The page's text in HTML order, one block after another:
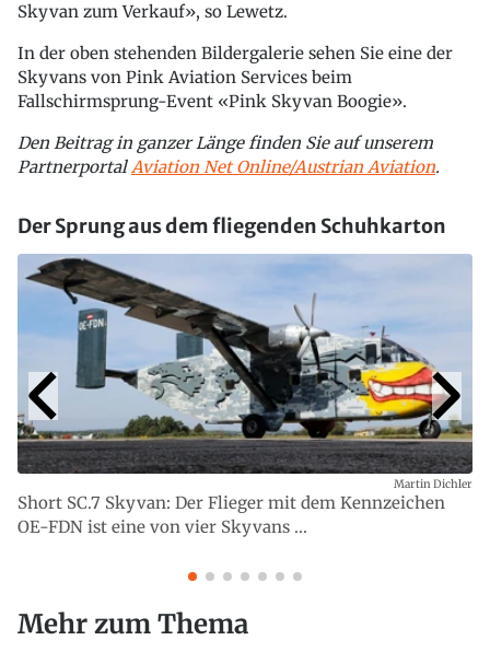
Skyvan zum Verkauf», so Lewetz.
In der oben stehenden Bildergalerie sehen Sie eine der
Skyvans von Pink Aviation Services beim
Fallschirmsprung-Event «Pink Skyvan Boogie».
Den Beitrag in ganzer Länge finden Sie auf unserem
PartnerportalAviation Net Online/Austrian Aviation.
Der Sprung aus dem fliegenden Schuhkarton
Short SC.7 Skyvan: Der Flieger mit dem Kennzeichen
OE-FDN ist eine von vier Skyvans ...
Martin Dichler
Mehr zum Thema